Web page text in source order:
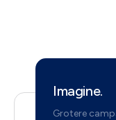
Imagine.
Grotere